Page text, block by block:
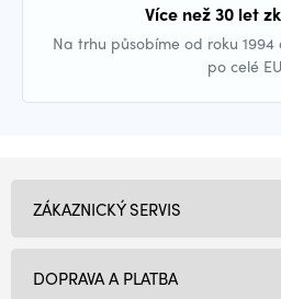
Více než 30 let
Na trhu působíme od roku
po celé
ZÁKAZNICKÝ SERVIS
DOPRAVA A PLATBA